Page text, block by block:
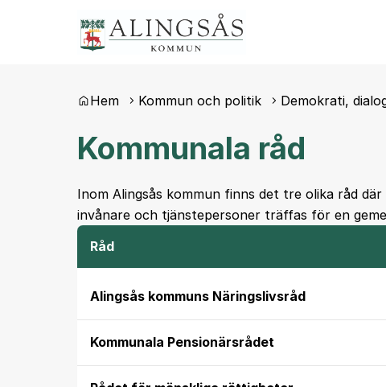
Du är här:
Hem Kommun och politik Demokrati,
Kommunala råd
Inom Alingsås kommun finns det tre olika råd
invånare och tjänstepersoner träffas för en
Råd
Alingsås kommuns Näringslivsråd
Kommunala Pensionärsrådet